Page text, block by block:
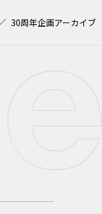
30周年企画アーカイブ